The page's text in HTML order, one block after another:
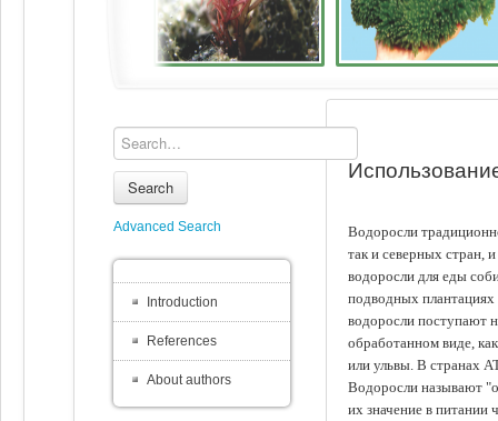
Водоросли
так и северных стран,
водоросли для еды
подводных
водоросли поступают
обработанном виде,
или ульвы. В странах
Водоросли называют
их значение в питании
Search
Advanced Search
Introduction
References
About authors